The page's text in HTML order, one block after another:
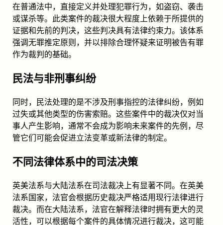
在普通法中，直接定义并处理犯罪行为，如盗窃、袭击
或谋杀等。此类案件的裁决很大程度上依赖于所提供的
证据和先前的判决，这些判决具有法律约束力。该体系
强调无罪推定原则，并以排除合理怀疑来证明被告有罪
作为裁判的基础。
民法与非刑事纠纷
同时，民法处理的是不涉及刑事指控的法律纠纷，例如
过失或其他类型的伤害索赔。这些案件中的裁决仅对当
事人产生影响，通常不会成为影响未来案件的先例，尽
管它们可能会促进立法变革或新法律的制定。
不同法律体系中的司法决策
英美法系与大陆法系在司法裁决上有显著不同。在英美
法系国家，法官会根据历史裁决严格适用现行法律进行
裁决。而在大陆法系，法官在解释法律时拥有更大的灵
活性，可以根据每个案件的具体情况进行裁决，这可能